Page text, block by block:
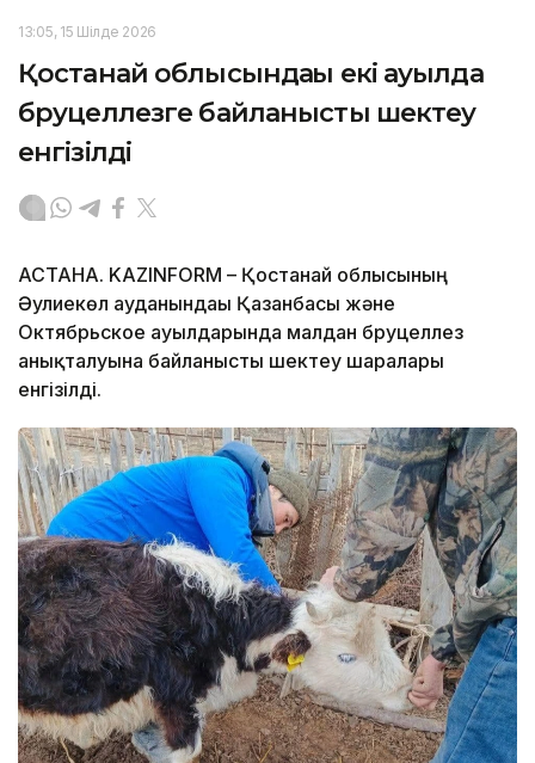
13:05, 15 Шілде 2026
Қостанай облысындағы екі ауылда
бруцеллезге байланысты шектеу
енгізілді
АСТАНА. KAZINFORM – Қостанай облысының
Әулиекөл ауданындағы Қазанбасы және
Октябрьское ауылдарында малдан бруцеллез
анықталуына байланысты шектеу шаралары
енгізілді.